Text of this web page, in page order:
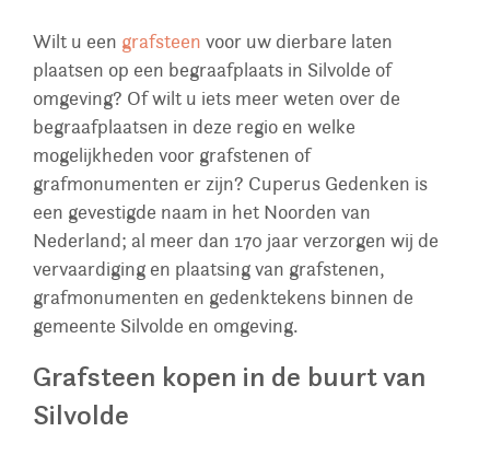
Wilt u een grafsteen voor uw dierbare laten
plaatsen op een begraafplaats in Silvolde of
omgeving? Of wilt u iets meer weten over de
begraafplaatsen in deze regio en welke
mogelijkheden voor grafstenen of
grafmonumenten er zijn? Cuperus Gedenken is
een gevestigde naam in het Noorden van
Nederland; al meer dan 170 jaar verzorgen wij de
vervaardiging en plaatsing van grafstenen,
grafmonumenten en gedenktekens binnen de
gemeente Silvolde en omgeving.
Grafsteen kopen in de buurt van
Silvolde